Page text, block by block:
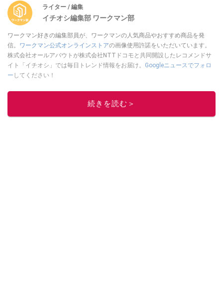
ライター / 編集
イチオシ編集部 ワークマン部
ワークマン好きの編集部員が、ワークマンの人気商品やおすすめ商品を発
信。 ワークマン公式オンラインストアの画像使用許諾をいただいています。
株式会社オールアバウトが株式会社NTTドコモと共同開設したレコメンドサ
イト「イチオシ」では毎日トレンド情報をお届け。 Googleニュースでフォロ
ー してください！
このイチオシストの他の記事を読む
続きを読む＞